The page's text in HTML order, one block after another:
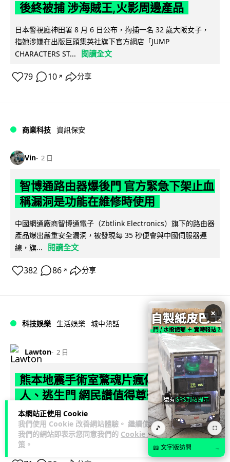
本網站正使用 Cookie
我們使用 Cookie 改善網站體驗。 繼續使用
我們的網站即表示您同意我們的 Cookie 政
策 。
後終被捕 涉海賊王,火影周邊產品
日本警視廳神田署 8 月 6 日公布，拘捕一名 32 歲大阪女子，
指她涉嫌在出版巨頭集英社旗下官方網店「JUMP
CHARACTERS ST...
閱讀全文
79 10 ↗ 分享
商業科技 資訊保安
Vin 2 日
智博通路由器爆後門 官方緊急下架止血
稱漏洞是功能在維修時使用
中國網通廠商智博通電子（Zbtlink Electronics）旗下的路由器
產品爆出嚴重安全漏洞，被發現每 35 秒便會與中國伺服器連
線，旗...
閱讀全文
382 86 ↗ 分享
科技娛樂 生活娛樂 城中熱話
Lawton 2 日
熊本地震手術室驚魂片瘋傳 醫護保護病
人、逃生門 網民讚值得尊敬
熊本縣 7 月 28 日發生 7.1 級地震，熊本綜合醫院手術室鏡頭拍
下地震一刻，醫護人員臨危不亂保護病人，更馬上開逃生門確
保出口流通。片段... 閱讀全文
×
🎵 ⛶
📖 文字版訪問 →